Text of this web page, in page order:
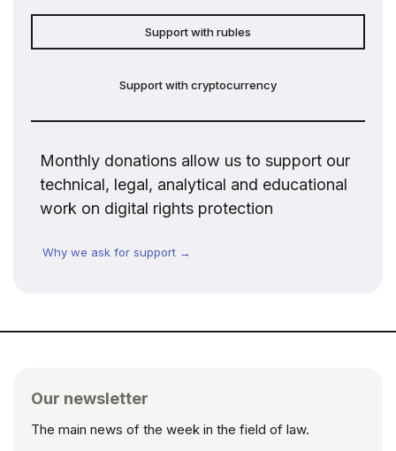
Support with rubles
Support with cryptocurrency
Monthly donations allow us to support our
technical, legal, analytical and educational
work on digital rights protection
Why we ask for support →
Our newsletter
The main news of the week in the field of law.